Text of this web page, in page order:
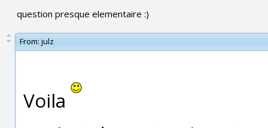
question presque elementaire :)
From: julz
Voila